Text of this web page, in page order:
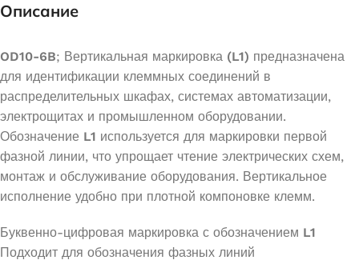
Описание
OD10-6B; Вертикальная маркировка (L1) предназначена
для идентификации клеммных соединений в
распределительных шкафах, системах автоматизации,
электрощитах и промышленном оборудовании.
Обозначение L1 используется для маркировки первой
фазной линии, что упрощает чтение электрических схем,
монтаж и обслуживание оборудования. Вертикальное
исполнение удобно при плотной компоновке клемм.
Буквенно-цифровая маркировка с обозначением L1
Подходит для обозначения фазных линий